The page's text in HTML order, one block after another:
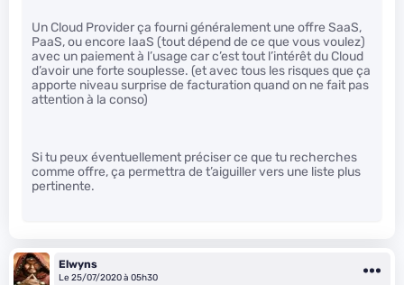
Un Cloud Provider ça fourni généralement une offre SaaS,
PaaS, ou encore IaaS (tout dépend de ce que vous voulez)
avec un paiement à l’usage car c’est tout l’intérêt du Cloud
d’avoir une forte souplesse. (et avec tous les risques que ça
apporte niveau surprise de facturation quand on ne fait pas
attention à la conso)
Si tu peux éventuellement préciser ce que tu recherches
comme offre, ça permettra de t’aiguiller vers une liste plus
pertinente.
Elwyns
Le 25/07/2020 à 05h30